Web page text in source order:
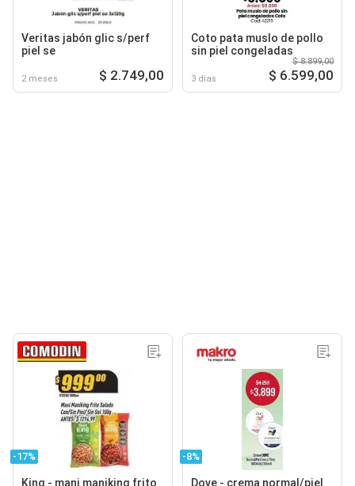
Veritas jabón glic s/perf
piel se
2 meses $ 2.749,00
Coto pata muslo de pollo
sin piel congeladas
3 días
$ 8.899,00
$ 6.599,00
-17%
King - mani maniking frito
-8%
Dove - crema normal/piel